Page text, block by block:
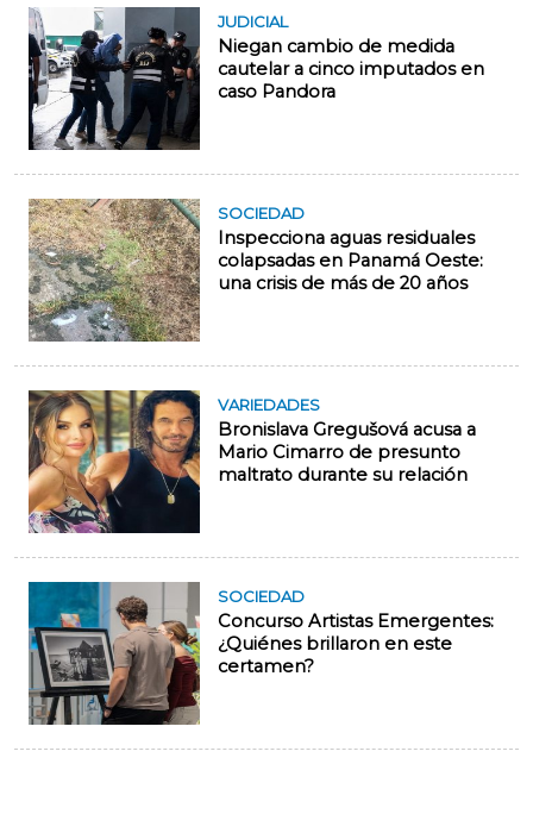
JUDICIAL
Niegan cambio de medida
cautelar a cinco imputados en
caso Pandora
SOCIEDAD
Inspecciona aguas residuales
colapsadas en Panamá Oeste:
una crisis de más de 20 años
VARIEDADES
Bronislava Gregušová acusa a
Mario Cimarro de presunto
maltrato durante su relación
SOCIEDAD
Concurso Artistas Emergentes:
¿Quiénes brillaron en este
certamen?